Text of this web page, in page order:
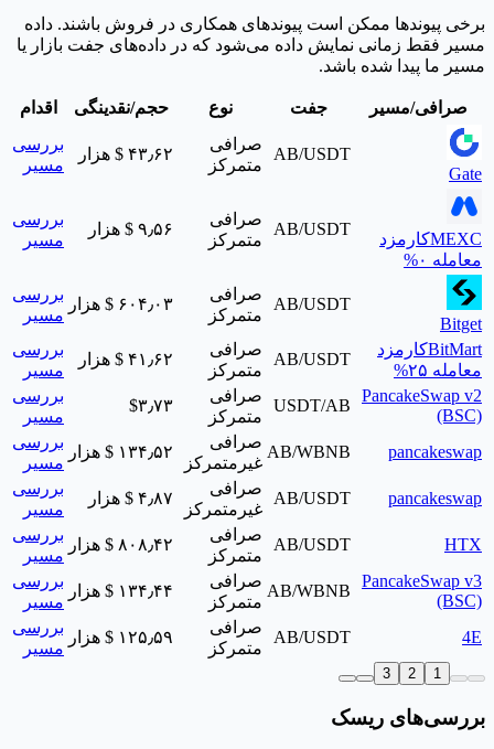
برخی پیوندها ممکن است پیوندهای همکاری در فروش باشند. داده
مسیر فقط زمانی نمایش داده می‌شود که در داده‌های جفت بازار یا
مسیر ما پیدا شده باشد.
صرافی/مسیر جفت نوع حجم/نقدینگی اقدام
Gate
AB/USDT
صرافی
متمرکز
‎$ ۴۳٫۶۲ هزار
بررسی
مسیر
MEXCکارمزد
معامله ۰%
AB/USDT
صرافی
متمرکز
‎$ ۹٫۵۶ هزار
بررسی
مسیر
Bitget
AB/USDT
صرافی
متمرکز
‎$ ۶۰۴٫۰۳ هزار
بررسی
مسیر
BitMartکارمزد
معامله ۲۵%
AB/USDT
صرافی
متمرکز
‎$ ۴۱٫۶۲ هزار
بررسی
مسیر
PancakeSwap v2
(BSC)
USDT/AB
صرافی
متمرکز
‎$۳٫۷۳
بررسی
مسیر
pancakeswap
AB/WBNB
صرافی
غیرمتمرکز
‎$ ۱۳۴٫۵۲ هزار
بررسی
مسیر
pancakeswap
AB/USDT
صرافی
غیرمتمرکز
‎$ ۴٫۸۷ هزار
بررسی
مسیر
HTX
AB/USDT
صرافی
متمرکز
‎$ ۸۰۸٫۴۲ هزار
بررسی
مسیر
PancakeSwap v3
(BSC)
AB/WBNB
صرافی
متمرکز
‎$ ۱۳۴٫۴۴ هزار
بررسی
مسیر
4E
AB/USDT
صرافی
متمرکز
‎$ ۱۲۵٫۵۹ هزار
بررسی
مسیر
1
2
3
بررسی‌های ریسک